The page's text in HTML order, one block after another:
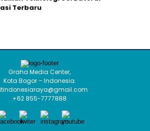
Terbaru
Graha Media Center,
Kota Bogor – Indonesia.
+62 855-7777888